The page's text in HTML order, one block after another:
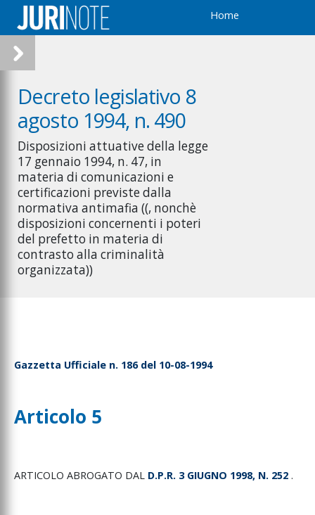
Home
Decreto legislativo 8
agosto 1994, n. 490
Disposizioni attuative della legge
17 gennaio 1994, n. 47, in
materia di comunicazioni e
certificazioni previste dalla
normativa antimafia ((, nonchè
disposizioni concernenti i poteri
del prefetto in materia di
contrasto alla criminalità
organizzata))
Gazzetta Ufficiale n. 186 del 10-08-1994
Articolo 5
ARTICOLO ABROGATO DAL D.P.R. 3 GIUGNO 1998, N. 252 .